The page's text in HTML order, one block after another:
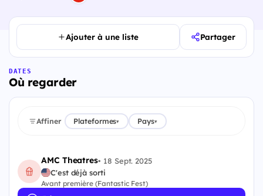
Ajouter à une liste Partager
DATES
Où regarder
Affiner Plateformes▾ Pays▾
AMC Theatres• 18 Sept. 2025
C'est déjà sorti
Avant première (Fantastic Fest)